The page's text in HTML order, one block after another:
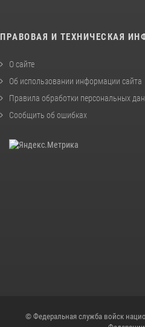
ПРАВОВАЯ И ТЕХНИЧЕСКАЯ
О сайте
Об использовании информации сайта
Правила обработки персональных
Сообщить об ошибках
© Федеральная служба войск